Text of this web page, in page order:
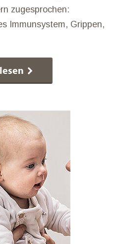
zugesprochen:
Immunsystem, Grippen,